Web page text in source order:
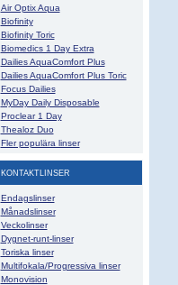
Air Optix Aqua
Biofinity
Biofinity Toric
Biomedics 1 Day Extra
Dailies AquaComfort Plus
Dailies AquaComfort Plus Toric
Focus Dailies
MyDay Daily Disposable
Proclear 1 Day
Thealoz Duo
Fler populära linser
KONTAKTLINSER
Endagslinser
Månadslinser
Veckolinser
Dygnet-runt-linser
Toriska linser
Multifokala/Progressiva linser
Monovision